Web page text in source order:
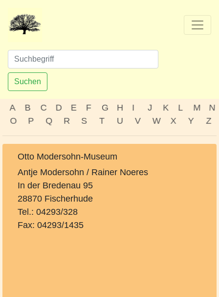
Suchen
A B C D E F G H I J K L M
N
O
P Q R S T U V W X Y Z
Otto Modersohn-Museum
Antje Modersohn / Rainer Noeres
In der Bredenau 95
28870 Fischerhude
Tel.: 04293/328
Fax: 04293/1435